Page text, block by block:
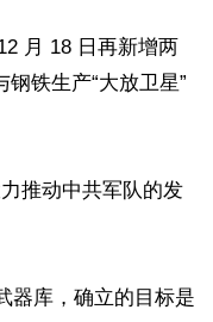
月 18 日再新增两
铁生产“大放卫星”
推动中共军队的发
器库，确立的目标是